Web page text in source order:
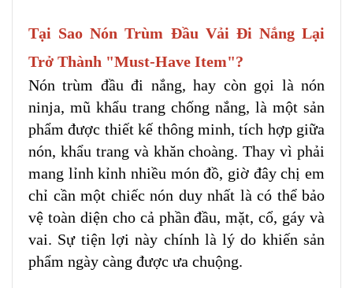
Tại Sao Nón Trùm Đầu Vải Đi Nắng Lại
Trở Thành "Must-Have Item"?
Nón trùm đầu đi nắng, hay còn gọi là nón
ninja, mũ khẩu trang chống nắng, là một sản
phẩm được thiết kế thông minh, tích hợp giữa
nón, khẩu trang và khăn choàng. Thay vì phải
mang lỉnh kỉnh nhiều món đồ, giờ đây chị em
chỉ cần một chiếc nón duy nhất là có thể bảo
vệ toàn diện cho cả phần đầu, mặt, cổ, gáy và
vai. Sự tiện lợi này chính là lý do khiến sản
phẩm ngày càng được ưa chuộng.